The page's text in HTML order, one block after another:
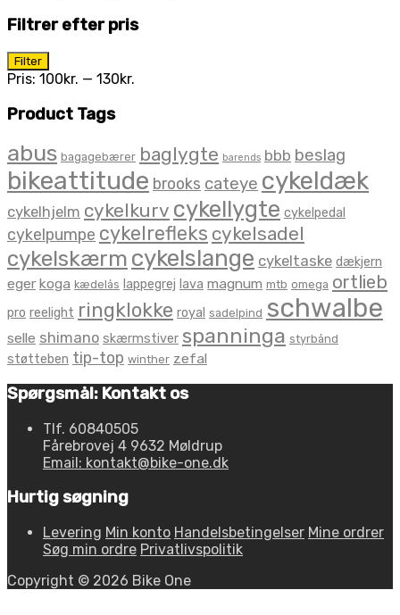
Filtrer efter pris
Mindste
pris
Højeste
pris
Filter
Pris: 100kr. — 130kr.
Product Tags
abus bagagebærer baglygte barends bbb beslag
bikeattitude brooks cateye cykeldæk
cykelhjelm cykelkurv cykellygte cykelpedal
cykelpumpe cykelrefleks cykelsadel
cykelskærm cykelslange cykeltaske dækjern
eger koga kædelås lappegrej lava magnum mtb omega ortlieb
pro reelight ringklokke royal sadelpind schwalbe
selle shimano skærmstiver spanninga styrbånd
støtteben tip-top winther zefal
Spørgsmål: Kontakt os
Tlf. 60840505
Fårebrovej 4 9632 Møldrup
Email: kontakt@bike-one.dk
Hurtig søgning
Levering Min konto Handelsbetingelser Mine ordrer
Søg min ordre Privatlivspolitik
Copyright © 2026 Bike One